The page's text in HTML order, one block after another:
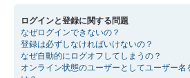
ログインと登録に関する問題
なぜログインできないの？
登録は必ずしなければいけないの？
なぜ自動的にログオフしてしまうの？
オンライン状態のユーザーとしてユーザー